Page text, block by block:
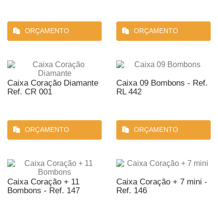
ORÇAMENTO ORÇAMENTO
Caixa Coração Diamante
Ref. CR 001
ORÇAMENTO
Caixa 09 Bombons - Ref.
RL 442
ORÇAMENTO
Caixa Coração + 11
Bombons - Ref. 147
Caixa Coração + 7 mini -
Ref. 146